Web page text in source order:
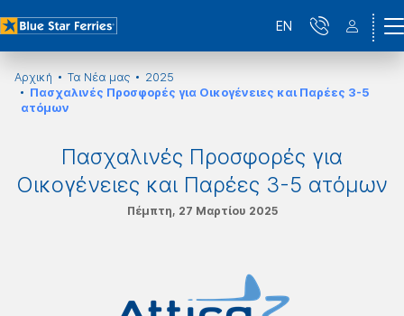
EN
Αρχική Τα Νέα μας
2025
Πασχαλινές Προσφορές για Οικογένειες και Παρέες 3-5
ατόμων
Πασχαλινές Προσφορές για
Οικογένειες και Παρέες 3-5 ατόμων
Πέμπτη, 27 Μαρτίου 2025